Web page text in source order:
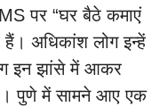
पर “घर बैठे कमाएं
अधिकांश लोग इन्हें
इन झांसे में आकर
पुणे में सामने आए एक